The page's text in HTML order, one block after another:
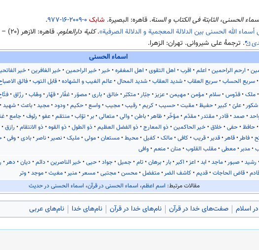
الحسنی، الثابتة فی الکتاب و السنة. قاهره: البصیرة. شابک۹۷۷-۱۶-۲۰۰۹-۰.
أسماء الله الحسنی بین الدلالة المعجمیة و الدلالة الصرفیة».کلیة دارالعلوم. قاهره: الازهر (۲۰) – به واسطهٔ
. ترجمهٔ علی شیروانی. تهران: الزهرا.
اسماء الحسنی
ارحم الراحمین اعلم اقرب اهل التقوی اهل المغفره خیر خیر الراحمین خیر الغافرین خیر
سریع الحساب سریع العقاب شدید العقاب شدید المحال عالم الغیب و الشهاده قابل التوب فالق
ملک قدّوس سلام مؤمن مهیمن عزیز جبّار متکبّر خالق باری مصوّر غفّار قهّار وهّاب رزّاق
شکور علیّ کبیر حفیظ مقیت حسیب کریم رقیب مجیب واسع حکیم ودود مجید باعث شهید
صمد قادر مقتدر مقدّم مؤخّر ظاهر باطن والی متعالی بر توّاب منتقم عفو رئوف جامع
حافظ حفی خلاق خیر الحاکمین ذو المعارج ذو الفضل العظیم ذو الطول ذو القوه ذو الانتقام رازق
فاطر قاهر قدیر قریب کافی مالک کفیل محیط مستعان مولی ملیک نصیر ناصر بادی وفی
مدبر معطی مقلب القلوب منان منعم وافی
رشید صبور ماجد ابد اعز اکبر بار برهان تام جمیل جواد حیی خیر الناصرین دائم دیان دهر
قاض الحاجات قدیم کاشف الضر متفضل محسن مجتبی مسعر منیر مغیث موجد وتر
مقالات مرتبط: اسم اعظم، اسماء الحسنی در قرآن، اسماء الحسنی در حدیث
اسلام صفت‌های خدا در قرآن نام‌های خدا در قرآن نام‌های خدا نام‌های عربی